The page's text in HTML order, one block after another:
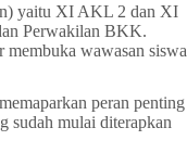
yaitu XI AKL 2 dan XI
Perwakilan BKK.
membuka wawasan siswa
peran penting
sudah mulai diterapkan